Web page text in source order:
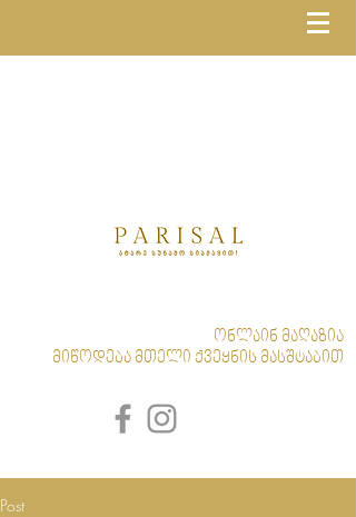
ონლაინ მაღაზია
მიწოდება მთელი ქვეყნის მასშტაბით
Post